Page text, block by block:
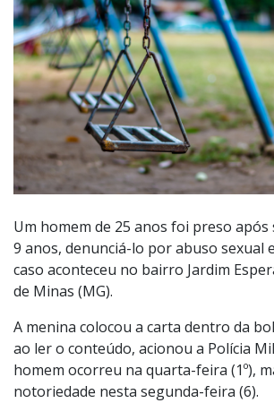
Um homem de 25 anos foi preso após
9 anos, denunciá-lo por abuso sexual
caso aconteceu no bairro Jardim
de Minas (MG).
A menina colocou a carta dentro da
ao ler o conteúdo, acionou a Polícia
homem ocorreu na quarta-feira (1º),
notoriedade nesta segunda-feira (6).